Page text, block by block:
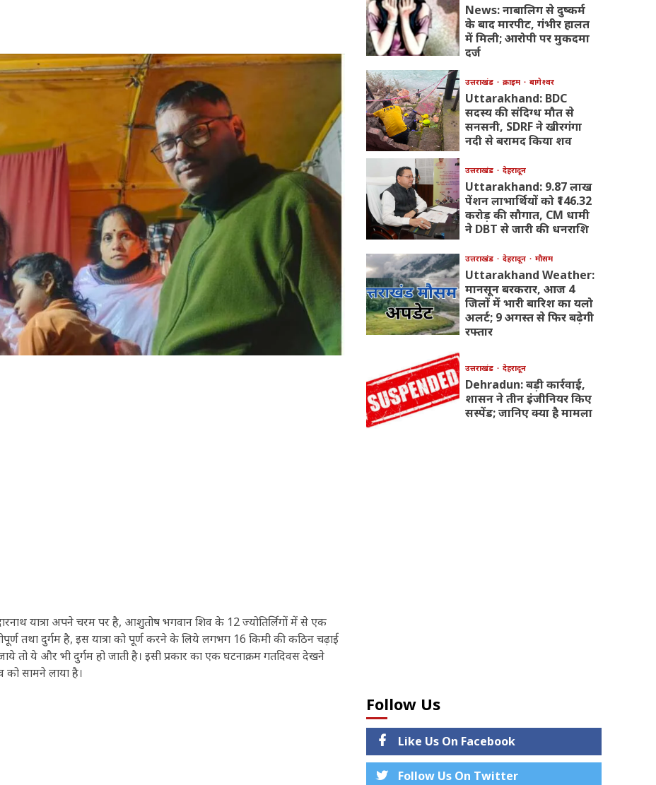
यात्रा अपने चरम पर है, आशुतोष भगवान शिव के 12 ज्योतिर्लिगों में से एक
तथा दुर्गम है, इस यात्रा को पूर्ण करने के लिये लगभग 16 किमी की कठिन चढ़ाई
तो ये और भी दुर्गम हो जाती है। इसी प्रकार का एक घटनाक्रम गतदिवस देखने
को सामने लाया है।
News: नाबालिग से दुष्कर्म
के बाद मारपीट, गंभीर हालत
में मिली; आरोपी पर मुकदमा
दर्ज
उत्तराखंड क्राइम बागेश्वर
Uttarakhand: BDC
सदस्य की संदिग्ध मौत से
सनसनी, SDRF ने खीरगंगा
नदी से बरामद किया शव
उत्तराखंड देहरादून
Uttarakhand: 9.87 लाख
पेंशन लाभार्थियों को ₹146.32
करोड़ की सौगात, CM धामी
ने DBT से जारी की धनराशि
उत्तराखंड देहरादून मौसम
Uttarakhand Weather:
मानसून बरकरार, आज 4
जिलों में भारी बारिश का यलो
अलर्ट; 9 अगस्त से फिर बढ़ेगी
रफ्तार
उत्तराखंड देहरादून
Dehradun: बड़ी कार्रवाई,
शासन ने तीन इंजीनियर किए
सस्पेंड; जानिए क्या है मामला
Follow Us
Like Us On Facebook
Follow Us On Twitter